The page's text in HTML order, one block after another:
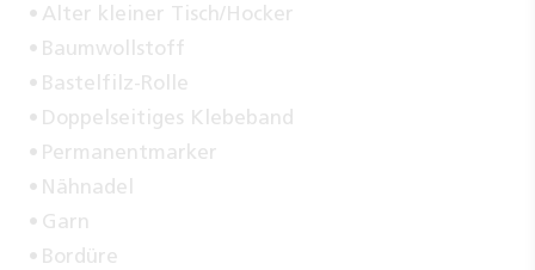
Alter kleiner Tisch/Hocker
Baumwollstoff
Bastelfilz-Rolle
Doppelseitiges Klebeband
Permanentmarker
Nähnadel
Garn
Bordüre